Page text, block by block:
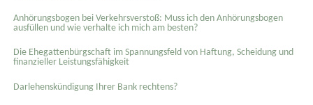
Anhörungsbogen bei Verkehrsverstoß: Muss ich den Anhörungsbogen
ausfüllen und wie verhalte ich mich am besten?
Die Ehegattenbürgschaft im Spannungsfeld von Haftung, Scheidung und
finanzieller Leistungsfähigkeit
Darlehenskündigung Ihrer Bank rechtens?